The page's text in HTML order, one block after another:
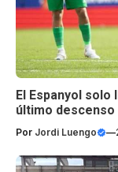
El Espanyol solo
último descenso
Por Jordi Luengo —